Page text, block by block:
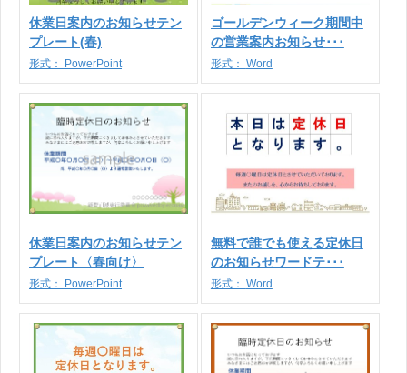
休業日案内のお知らせテン
プレート(春)
形式： PowerPoint
ゴールデンウィーク期間中
の営業案内お知らせ･･･
形式： Word
休業日案内のお知らせテン
プレート〈春向け〉
形式： PowerPoint
無料で誰でも使える定休日
のお知らせワードテ･･･
形式： Word